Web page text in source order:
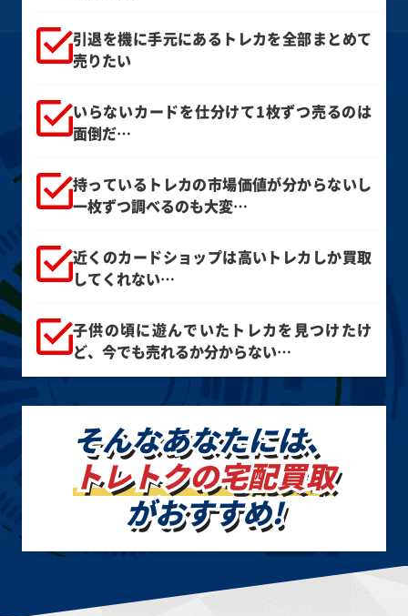
引退を機に手元にあるトレカを全部まとめて
売りたい
いらないカードを仕分けて1枚ずつ売るのは
面倒だ…
持っているトレカの市場価値が分からないし
一枚ずつ調べるのも大変…
近くのカードショップは高いトレカしか買取
してくれない…
子供の頃に遊んでいたトレカを見つけたけ
ど、今でも売れるか分からない…
そんなあなたには、
トレトクの宅配買取
がおすすめ!